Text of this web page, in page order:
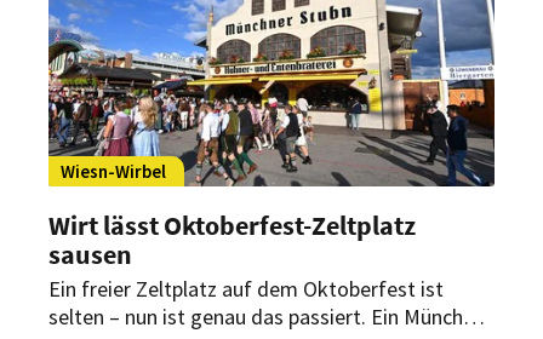
Wiesn-Wirbel
Wirt lässt Oktoberfest-Zeltplatz
sausen
Ein freier Zeltplatz auf dem Oktoberfest ist
selten – nun ist genau das passiert. Ein Münchner